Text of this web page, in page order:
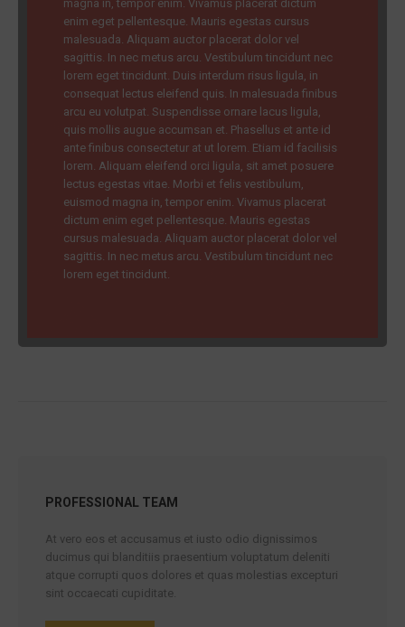
magna in, tempor enim. Vivamus placerat dictum
enim eget pellentesque. Mauris egestas cursus
malesuada. Aliquam auctor placerat dolor vel
sagittis. In nec metus arcu. Vestibulum tincidunt nec
lorem eget tincidunt. Duis interdum risus ligula, in
consequat lectus eleifend quis. In malesuada finibus
arcu eu volutpat. Suspendisse ornare lacus ligula,
quis mollis augue accumsan et. Phasellus et ante id
ante finibus consectetur at ut lorem. Etiam id facilisis
lorem. Aliquam eleifend orci ligula, sit amet posuere
lectus egestas vitae. Morbi et felis vestibulum,
euismod magna in, tempor enim. Vivamus placerat
dictum enim eget pellentesque. Mauris egestas
cursus malesuada. Aliquam auctor placerat dolor vel
sagittis. In nec metus arcu. Vestibulum tincidunt nec
lorem eget tincidunt.
PROFESSIONAL TEAM
At vero eos et accusamus et iusto odio dignissimos
ducimus qui blanditiis praesentium voluptatum deleniti
atque corrupti quos dolores et quas molestias excepturi
sint occaecati cupiditate.